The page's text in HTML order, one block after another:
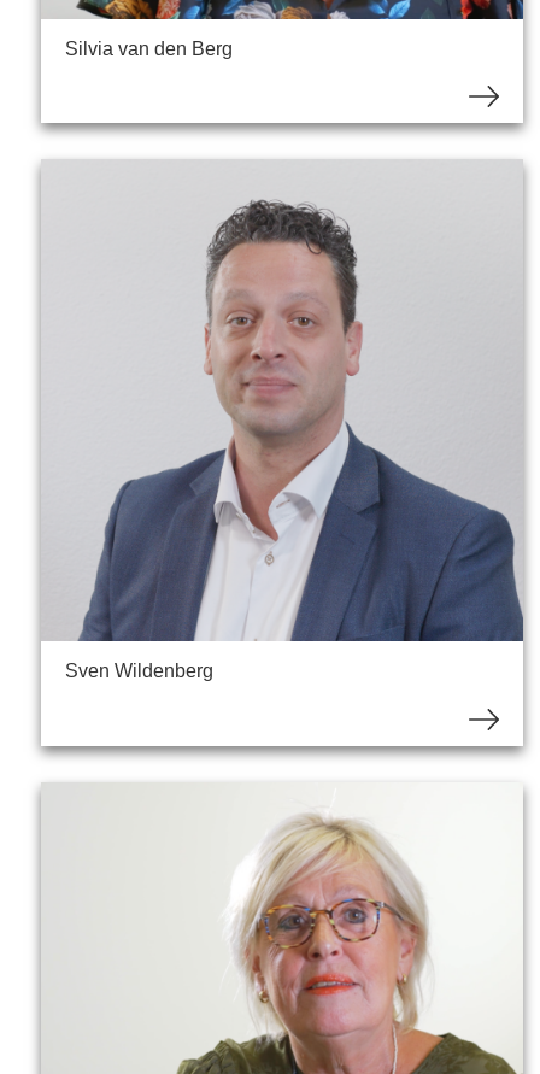
Silvia van den Berg
Sven Wildenberg